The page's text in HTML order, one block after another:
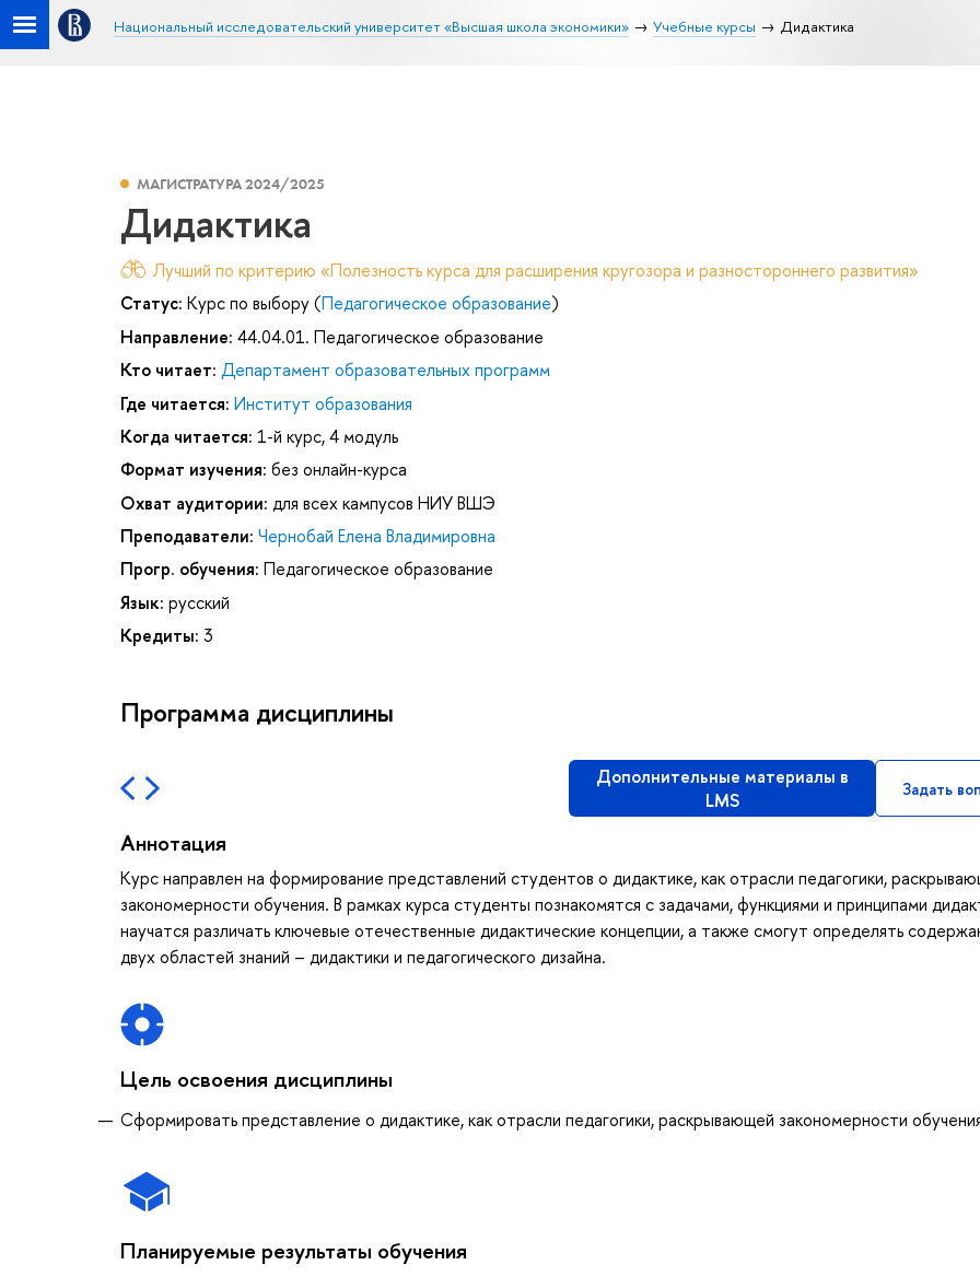
Национальный исследовательский университет «Высшая школа экономики» Учебные курсы Дидактика
МАГИСТРАТУРА 2024/2025
Дидактика
Лучший по критерию «Полезность курса для расширения кругозора и разностороннего развития»
Статус: Курс по выбору (Педагогическое образование)
Направление: 44.04.01. Педагогическое образование
Кто читает: Департамент образовательных программ
Где читается: Институт образования
Когда читается: 1-й курс, 4 модуль
Формат изучения: без онлайн-курса
Охват аудитории: для всех кампусов НИУ ВШЭ
Преподаватели: Чернобай Елена Владимировна
Прогр. обучения: Педагогическое образование
Язык: русский
Кредиты: 3
Программа дисциплины
Дополнительные материалы в
LMS
Задать
Аннотация
Курс направлен на формирование представлений студентов о дидактике, как отрасли педагогики,
закономерности обучения. В рамках курса студенты познакомятся с задачами, функциями и принципами
научатся различать ключевые отечественные дидактические концепции, а также смогут определять
двух областей знаний – дидактики и педагогического дизайна.
Цель освоения дисциплины
Сформировать представление о дидактике, как отрасли педагогики, раскрывающей закономерности
Планируемые результаты обучения